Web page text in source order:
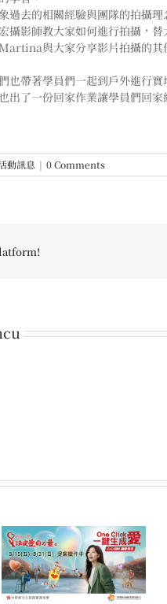
過去的相關經驗與團隊的拍攝
攝影師教大家如何進行拍攝，
與大家分享影片拍攝的
也帶著學員們一起到戶外進行
出了一份回家作業讓學員們回
動訊息 | 0 Comments
第七屆公益傳播獎 初賽
佳作名單公告